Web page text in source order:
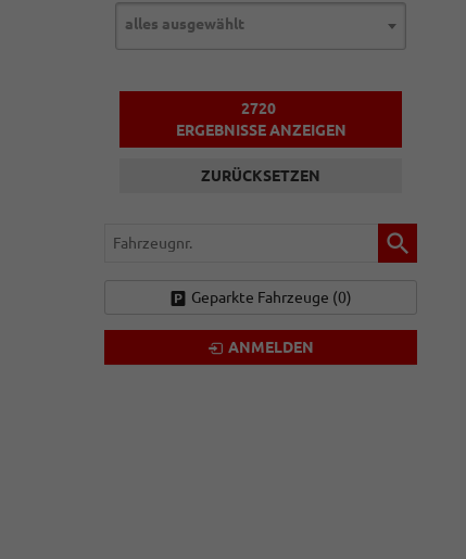
alles ausgewählt
2720
ERGEBNISSE ANZEIGEN
ZURÜCKSETZEN
Fahrzeugnr.
Geparkte Fahrzeuge (0)
ANMELDEN